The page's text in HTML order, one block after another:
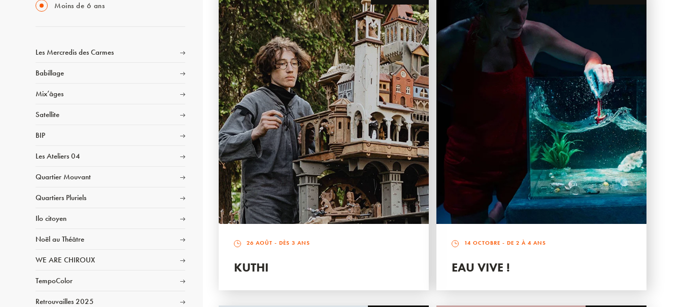
Moins de 6 ans
Les Mercredis des Carmes
Babillage
Mix’âges
Satellite
BIP
Les Ateliers 04
Quartier Mouvant
Quartiers Pluriels
Ilo citoyen
Noël au Théâtre
WE ARE CHIROUX
TempoColor
Retrouvailles 2025
26 AOÛT - DÈS 3 ANS
KUTHI
14 OCTOBRE - DE 2 À 4 ANS
EAU VIVE !